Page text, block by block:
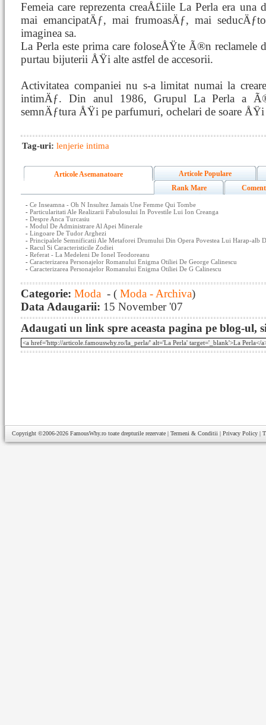
Femeia care reprezenta creaÅ£iile La Perla era
mai emancipatÄƒ, mai frumoasÄƒ, mai
imaginea sa.
La Perla este prima care foloseÅŸte Ã®n reclamele
purtau bijuterii ÅŸi alte astfel de accesorii.
Activitatea companiei nu s-a limitat numai la
intimÄƒ. Din anul 1986, Grupul La Perla a
semnÄƒtura ÅŸi pe parfumuri, ochelari de soare ÅŸi
Tag-uri: lenjerie intima
Articole Asemanatoare
Articole Populare
Rank Mare
- Ce Inseamna - Oh N Insultez Jamais Une Femme Qui Tombe
- Particularitati Ale Realizarii Fabulosului In Povestile Lui Ion Creanga
- Despre Anca Turcasiu
- Modul De Administrare Al Apei Minerale
- Lingoare De Tudor Arghezi
- Principalele Semnificatii Ale Metaforei Drumului Din Opera Povestea Lui Harap-alb
- Racul Si Caracteristicile Zodiei
- Referat - La Medeleni De Ionel Teodoreanu
- Caracterizarea Personajelor Romanului Enigma Otiliei De George Calinescu
- Caracterizarea Personajelor Romanului Enigma Otiliei De G Calinescu
Categorie: Moda - ( Moda - Archiva)
Data Adaugarii: 15 November '07
Adaugati un link spre aceasta pagina pe blog-ul,
Copyright ©2006-2026 FamousWhy.ro toate drepturile rezervate | Termeni & Conditii | Privacy Policy |